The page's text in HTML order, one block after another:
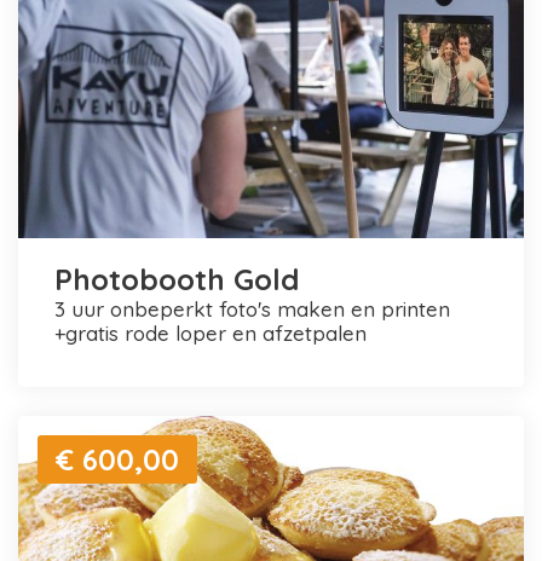
Photobooth Gold
3 uur onbeperkt foto's maken en printen
+gratis rode loper en afzetpalen
€ 600,00